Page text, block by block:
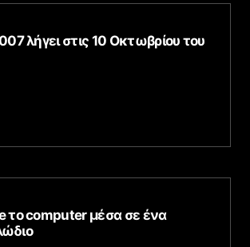
λήγει στις 10 Οκτωβρίου του
το computer μέσα σε ένα